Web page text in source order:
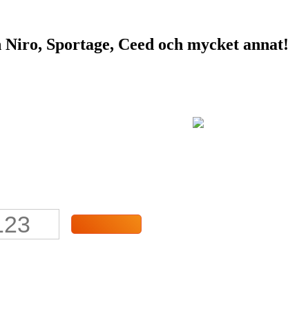
Sportage, Ceed och mycket annat!